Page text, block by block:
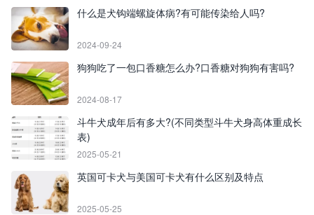
什么是犬钩端螺旋体病?有可能传染给人吗?
2024-09-24
狗狗吃了一包口香糖怎么办?口香糖对狗狗有害吗?
2024-08-17
斗牛犬成年后有多大?(不同类型斗牛犬身高体重成长
表)
2025-05-21
英国可卡犬与美国可卡犬有什么区别及特点
2025-05-25